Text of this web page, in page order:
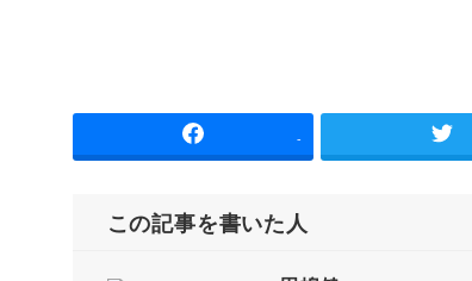
-
この記事を書いた人